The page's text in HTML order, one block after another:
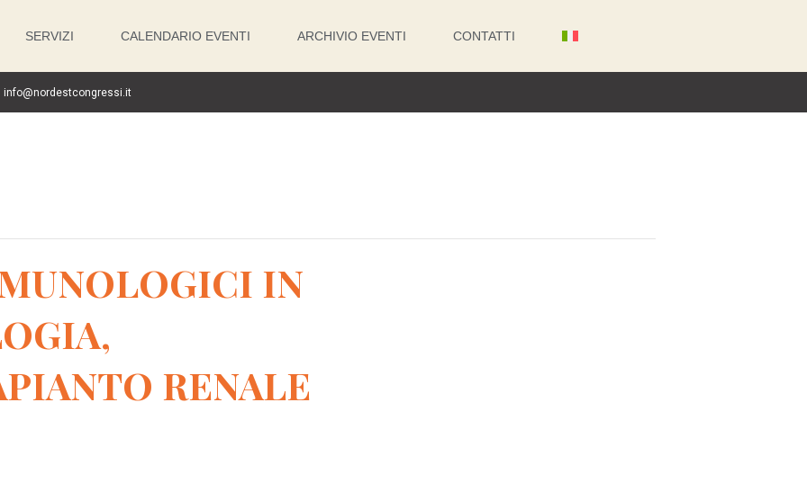
SERVIZI CALENDARIO EVENTI ARCHIVIO EVENTI CONTATTI
info@nordestcongressi.it
IN
RENALE